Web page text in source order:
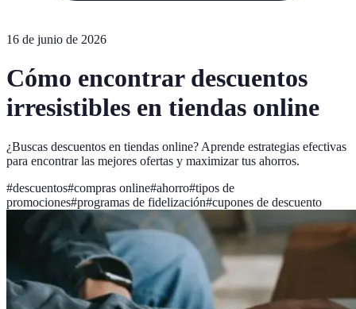
16 de junio de 2026
Cómo encontrar descuentos
irresistibles en tiendas online
¿Buscas descuentos en tiendas online? Aprende estrategias efectivas
para encontrar las mejores ofertas y maximizar tus ahorros.
#descuentos#compras online#ahorro#tipos de
promociones#programas de fidelización#cupones de descuento